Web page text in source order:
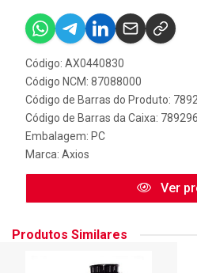
Código: AX0440830
Código NCM: 87088000
Código de Barras do Produto:
Código de Barras da Caixa:
Embalagem: PC
Marca: Axios
Ver
Produtos Similares